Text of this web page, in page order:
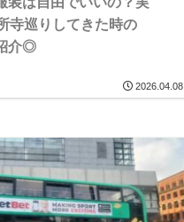
寺巡りしてきた時の
介◎
2026.04.08